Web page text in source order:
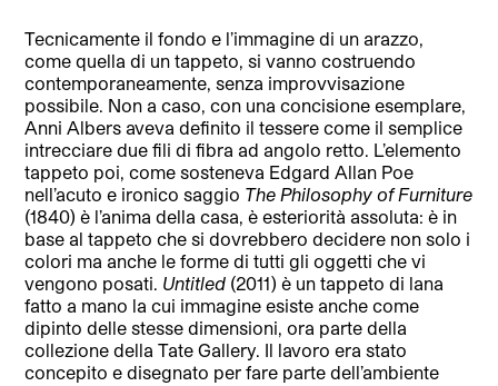
Tecnicamente il fondo e l’immagine di un arazzo,
come quella di un tappeto, si vanno costruendo
contemporaneamente, senza improvvisazione
possibile. Non a caso, con una concisione esemplare,
Anni Albers aveva definito il tessere come il semplice
intrecciare due fili di fibra ad angolo retto. L’elemento
tappeto poi, come sosteneva Edgard Allan Poe
nell’acuto e ironico saggio The Philosophy of Furniture
(1840) è l’anima della casa, è esteriorità assoluta: è in
base al tappeto che si dovrebbero decidere non solo i
colori ma anche le forme di tutti gli oggetti che vi
vengono posati. Untitled (2011) è un tappeto di lana
fatto a mano la cui immagine esiste anche come
dipinto delle stesse dimensioni, ora parte della
collezione della Tate Gallery. Il lavoro era stato
concepito e disegnato per fare parte dell’ambiente